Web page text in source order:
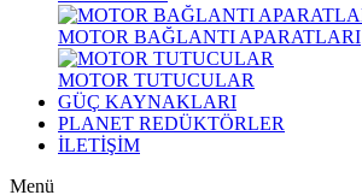
MOTOR BAĞLANTI APARATLARI
MOTOR TUTUCULAR
GÜÇ KAYNAKLARI
PLANET REDÜKTÖRLER
İLETİŞİM
Menü